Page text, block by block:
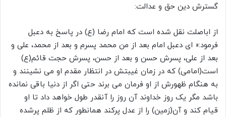
گسترش دین حق و عدالت:
از اباصلت نقل شده است که امام رضا (ع) در پاسخ به دعبل
فرمود:« ای دعبل امام بعد از من محمد پسرم و بعد از محمد، علی و
بعد از علی، پسرش حسن و بعد از حسن، پسرش حجت قائم(ع)
است(امامی) که در زمان غیبتش در انتظار مقدم او می نشینند و
به هنگام ظهورش از او فرمان می برند حتی اگر از دنیا باقی نمانده
باشد مگر یک روز خداوند آن روز را آنقدر طول خواهد داد تا او
قیام کند و آن(زمین) را از عدل پرکند همانطور که از ظلم پرشده